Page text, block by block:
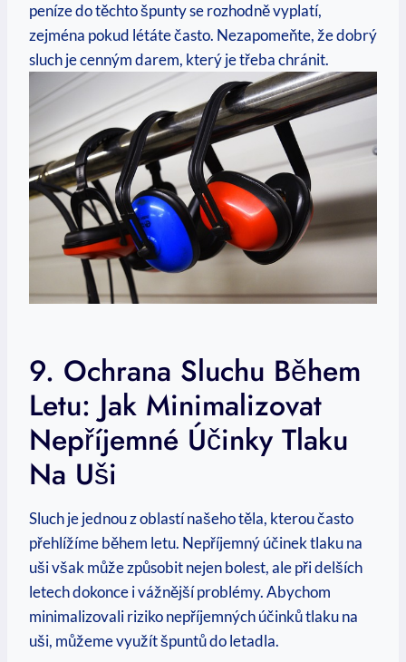
peníze do těchto špunty se rozhodně vyplatí,
zejména pokud létáte často. Nezapomeňte, že dobrý
sluch je cenným darem, který je třeba chránit.
9. Ochrana Sluchu Během
Letu: Jak Minimalizovat
Nepříjemné Účinky Tlaku
Na Uši
Sluch je jednou z oblastí našeho těla, kterou často
přehlížíme během letu. Nepříjemný účinek tlaku na
uši však může způsobit nejen bolest, ale při delších
letech dokonce i vážnější problémy. Abychom
minimalizovali riziko nepříjemných účinků tlaku na
uši, můžeme využít špuntů do letadla.